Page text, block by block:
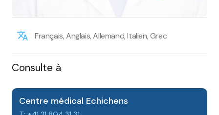
Français, Anglais, Allemand, Italien, Grec
Consulte à
Centre médical Echichens